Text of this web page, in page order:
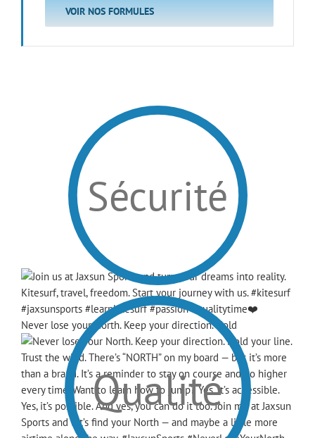
Never lose your North. Keep your direction. Hold
Sécurité
Qualité